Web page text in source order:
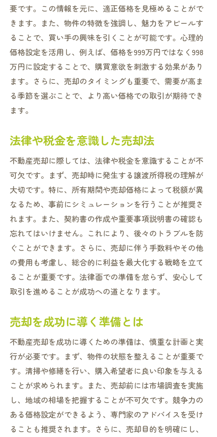
要です。この情報を元に、適正価格を見極めることがで
きます。また、物件の特徴を強調し、魅力をアピールす
ることで、買い手の興味を引くことが可能です。心理的
価格設定を活用し、例えば、価格を999万円ではなく998
万円に設定することで、購買意欲を刺激する効果があり
ます。さらに、売却のタイミングも重要で、需要が高ま
る季節を選ぶことで、より高い価格での取引が期待でき
ます。
法律や税金を意識した売却法
不動産売却に際しては、法律や税金を意識することが不
可欠です。まず、売却時に発生する譲渡所得税の理解が
大切です。特に、所有期間や売却価格によって税額が異
なるため、事前にシミュレーションを行うことが推奨さ
れます。また、契約書の作成や重要事項説明書の確認も
忘れてはいけません。これにより、後々のトラブルを防
ぐことができます。さらに、売却に伴う手数料やその他
の費用も考慮し、総合的に利益を最大化する戦略を立て
ることが重要です。法律面での準備を怠らず、安心して
取引を進めることが成功への道となります。
売却を成功に導く準備とは
不動産売却を成功に導くための準備は、慎重な計画と実
行が必要です。まず、物件の状態を整えることが重要で
す。清掃や修繕を行い、購入希望者に良い印象を与える
ことが求められます。また、売却前には市場調査を実施
し、地域の相場を把握することが不可欠です。競争力の
ある価格設定ができるよう、専門家のアドバイスを受け
ることも推奨されます。さらに、売却目的を明確にし、